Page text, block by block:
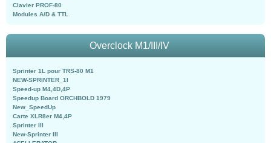
Clavier PROF-80
Modules A/D & TTL
Overclock M1/III/IV
Sprinter 1L pour TRS-80 M1
NEW-SPRINTER_1l
Speed-up M4,4D,4P
Speedup Board ORCHBOLD 1979
New_SpeedUp
Carte XLR8er M4,4P
Sprinter III
New-Sprinter III